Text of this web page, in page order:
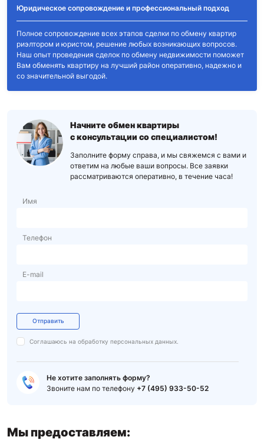
Юридическое сопровождение и профессиональный подход
Полное сопровождение всех этапов сделки по обмену квартир
риэлтором и юристом, решение любых возникающих вопросов.
Наш опыт проведения сделок по обмену недвижимости поможет
Вам обменять квартиру на лучший район оперативно, надежно и
со значительной выгодой.
Начните обмен квартиры
с консультации со специалистом!
Заполните форму справа, и мы свяжемся с вами и
ответим на любые ваши вопросы. Все заявки
рассматриваются оперативно, в течение часа!
Не хотите заполнять форму?
Звоните нам по телефону +7 (495) 933-50-52
Имя
Телефон
E-mail
Отправить
Соглашаюсь на обработку персональных данных.
Мы предоставляем: